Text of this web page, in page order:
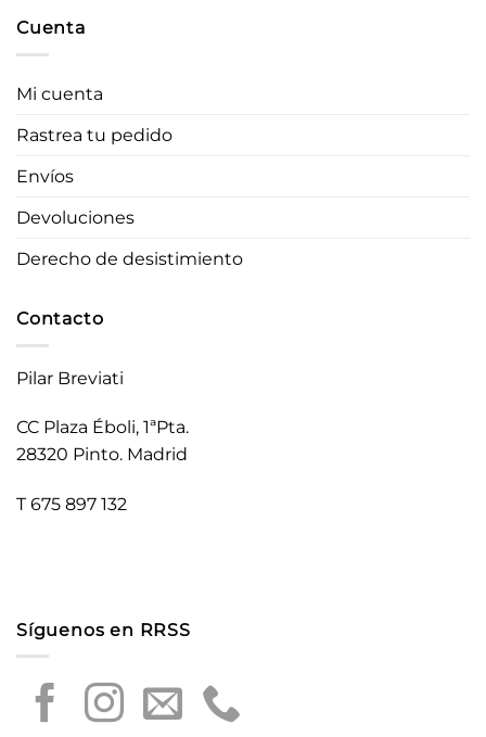
Cuenta
Mi cuenta
Rastrea tu pedido
Envíos
Devoluciones
Derecho de desistimiento
Contacto
Pilar Breviati
CC Plaza Éboli, 1ªPta.
28320 Pinto. Madrid
T 675 897 132
Síguenos en RRSS